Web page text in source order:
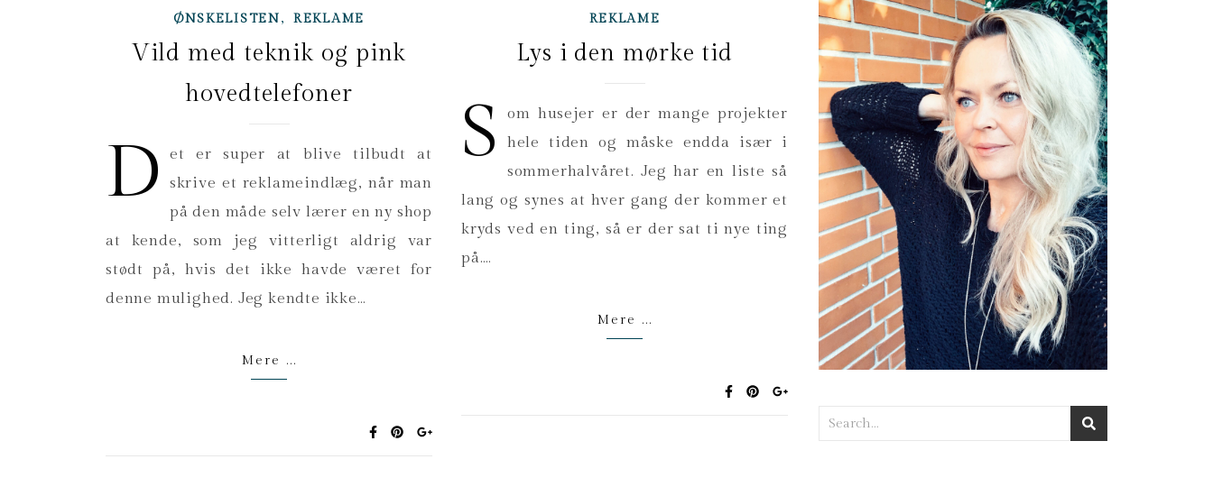
ØNSKELISTEN,REKLAME
Vild med teknik og pink
hovedtelefoner
D
et er super at blive tilbudt at
skrive et reklameindlæg, når man
på den måde selv lærer en ny shop
at kende, som jeg vitterligt aldrig var
stødt på, hvis det ikke havde været for
denne mulighed. Jeg kendte ikke…
Mere ...
REKLAME
Lys i den mørke tid
S
om husejer er der mange projekter
hele tiden og måske endda især i
sommerhalvåret. Jeg har en liste så
lang og synes at hver gang der kommer et
kryds ved en ting, så er der sat ti nye ting
på.…
Mere ...